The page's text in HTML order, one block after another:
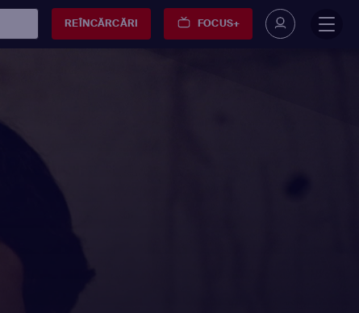
REÎNCĂRCĂRI FOCUS+